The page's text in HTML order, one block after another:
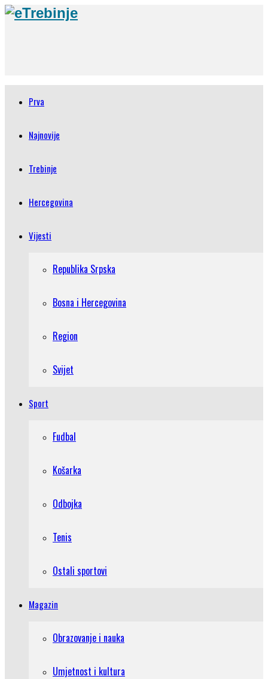
Prva
Najnovije
Trebinje
Hercegovina
Vijesti
Republika Srpska
Bosna i Hercegovina
Region
Svijet
Sport
Fudbal
Košarka
Odbojka
Tenis
Ostali sportovi
Magazin
Obrazovanje i nauka
Umjetnost i kultura